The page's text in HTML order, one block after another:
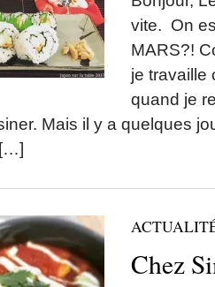
vite. On
MARS?!
je travaille
quand je
Mais il y a quelques
[…]
Chez